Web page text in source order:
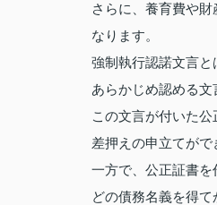
さらに、養育費や
なります。
強制執行認諾文言
あらかじめ認める文
この文言が付いた
差押えの申立てがで
一方で、公正証書
どの債務名義を得